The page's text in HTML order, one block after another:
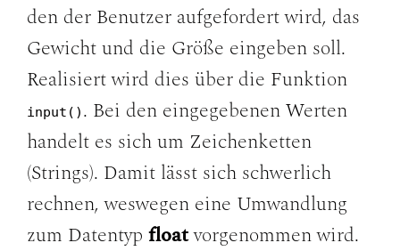
den der Benutzer aufgefordert wird, das
Gewicht und die Größe eingeben soll.
Realisiert wird dies über die Funktion
input() . Bei den eingegebenen Werten
handelt es sich um Zeichenketten
(Strings). Damit lässt sich schwerlich
rechnen, weswegen eine Umwandlung
zum Datentyp floatvorgenommen wird.